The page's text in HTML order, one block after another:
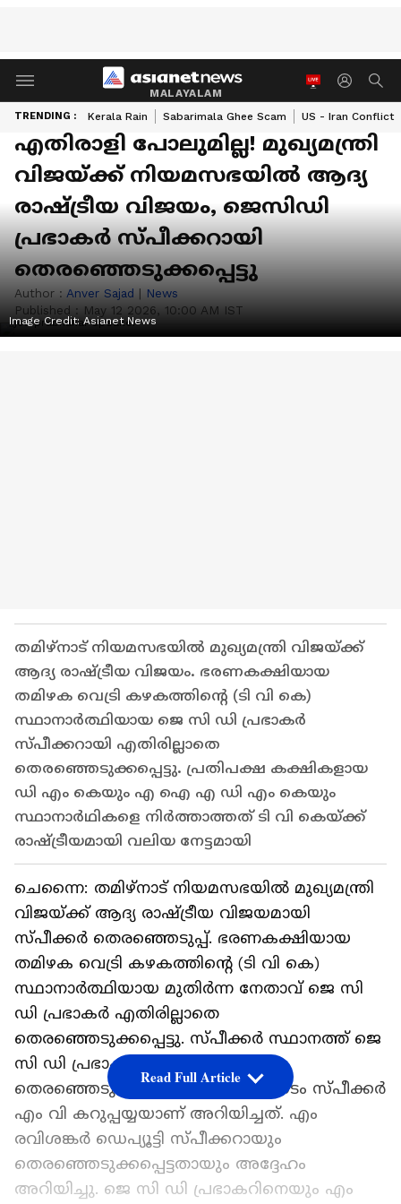
MALAYALAM
TRENDING : Kerala Rain Sabarimala Ghee Scam US - Iran Conflict
എതിരാളി പോലുമില്ല! മുഖ്യമന്ത്രി
വിജയ്ക്ക് നിയമസഭയിൽ ആദ്യ
രാഷ്ട്രീയ വിജയം, ജെസിഡി
പ്രഭാകർ സ്പീക്കറായി
തെരഞ്ഞെടുക്കപ്പെട്ടു
Author : Anver Sajad | News
Published : May 12 2026, 10:00 AM IST
Image Credit:Asianet News
തമിഴ്നാട് നിയമസഭയിൽ മുഖ്യമന്ത്രി വിജയ്ക്ക്
ആദ്യ രാഷ്ട്രീയ വിജയം. ഭരണകക്ഷിയായ
തമിഴക വെട്രി കഴകത്തിന്റെ (ടി വി കെ)
സ്ഥാനാർത്ഥിയായ ജെ സി ഡി പ്രഭാകർ
സ്പീക്കറായി എതിരില്ലാതെ
തെരഞ്ഞെടുക്കപ്പെട്ടു. പ്രതിപക്ഷ കക്ഷികളായ
ഡി എം കെയും എ ഐ എ ഡി എം കെയും
സ്ഥാനാർഥികളെ നിർത്താത്തത് ടി വി കെയ്ക്ക്
രാഷ്ട്രീയമായി വലിയ നേട്ടമായി
ചെന്നൈ: തമിഴ്നാട് നിയമസഭയിൽ മുഖ്യമന്ത്രി
വിജയ്ക്ക് ആദ്യ രാഷ്ട്രീയ വിജയമായി
സ്പീക്കർ തെരഞ്ഞെടുപ്പ്. ഭരണകക്ഷിയായ
തമിഴക വെട്രി കഴകത്തിന്റെ (ടി വി കെ)
സ്ഥാനാർത്ഥിയായ മുതിർന്ന നേതാവ് ജെ സി
ഡി പ്രഭാകർ എതിരില്ലാതെ
തെരഞ്ഞെടുക്കപ്പെട്ടു. സ്പീക്കർ സ്ഥാനത്ത് ജെ
സി ഡി പ്രഭാകർ എതിരില്ലാതെ
തെരഞ്ഞെടുക്കപ്പെട്ടതായി പ്രോ ടൈം സ്പീക്കർ
എം വി കറുപ്പയ്യയാണ് അറിയിച്ചത്. എം
രവിശങ്കർ ഡെപ്യൂട്ടി സ്പീക്കറായും
തെരഞ്ഞെടുക്കപ്പെട്ടതായും അദ്ദേഹം
അറിയിച്ചു. ജെ സി ഡി പ്രഭാകറിനെയും എം
Read Full Article